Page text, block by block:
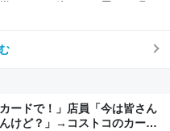
われたら終わりと思い、張り
ードで！」店員「今は皆さん
けど？」→コストコのカード